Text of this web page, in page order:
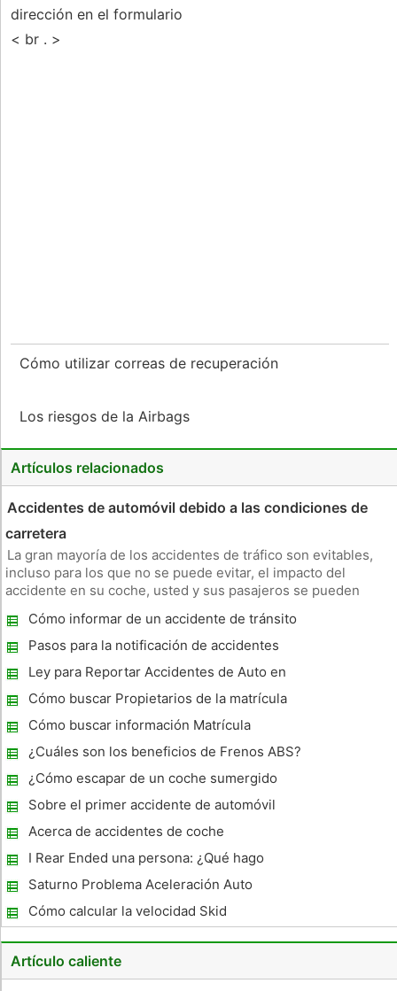
dirección en el formulario
< br . >
Cómo utilizar correas de recuperación
Los riesgos de la Airbags
Artículos relacionados
Accidentes de automóvil debido a las condiciones de
carretera
La gran mayoría de los accidentes de tráfico son evitables,
incluso para los que no se puede evitar, el impacto del
accidente en su coche, usted y sus pasajeros se pueden
buena manera de aprender a conducir en la mayoría de las
condiciones es
Cómo informar de un accidente de tránsito
en el Estado
Pasos para la notificación de accidentes
Ley para Reportar Accidentes de Auto en
Massachusetts
Cómo buscar Propietarios de la matrícula
Cómo buscar información Matrícula
¿Cuáles son los beneficios de Frenos ABS?
¿Cómo escapar de un coche sumergido
Sobre el primer accidente de automóvil
Acerca de accidentes de coche
I Rear Ended una persona: ¿Qué hago
Saturno Problema Aceleración Auto
Cómo calcular la velocidad Skid
Artículo caliente